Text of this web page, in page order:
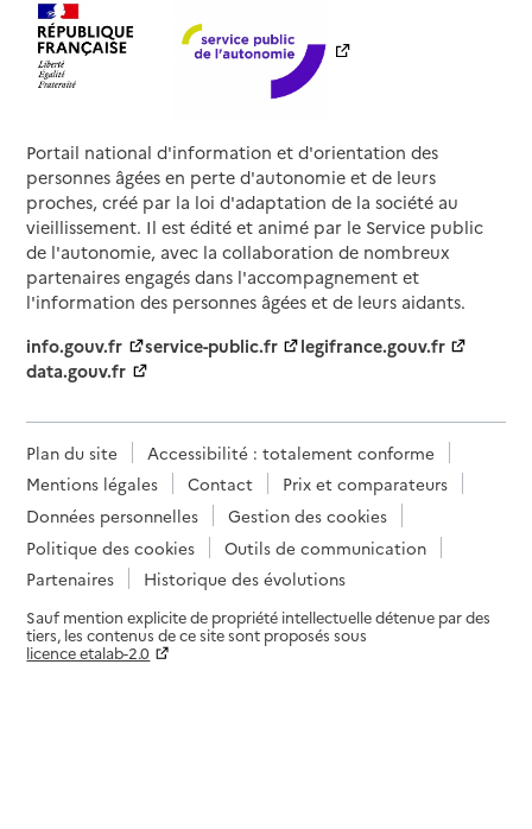
Portail national d'information et d'orientation des
personnes âgées en perte d'autonomie et de leurs
proches, créé par la loi d'adaptation de la société au
vieillissement. Il est édité et animé par le Service public
de l'autonomie, avec la collaboration de nombreux
partenaires engagés dans l'accompagnement et
l'information des personnes âgées et de leurs aidants.
info.gouv.fr
service-public.fr
legifrance.gouv.fr
data.gouv.fr
Plan du site
Accessibilité : totalement conforme
Mentions légales
Contact
Prix et comparateurs
Données personnelles
Gestion des cookies
Politique des cookies
Outils de communication
Partenaires
Historique des évolutions
Sauf mention explicite de propriété intellectuelle détenue par des
tiers, les contenus de ce site sont proposés sous
licence etalab-2.0